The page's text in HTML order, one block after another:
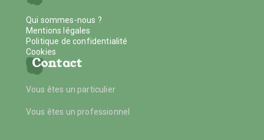
Qui sommes-nous ?
Mentions légales
Politique de confidentialité
Cookies
Contact
Vous êtes un particulier
Vous êtes un professionnel